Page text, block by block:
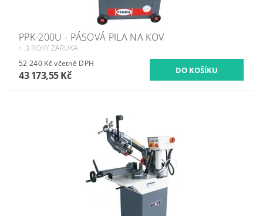
PPK-200U - PÁSOVÁ PILA NA KOV
+ 3 ROKY ZÁRUKA
52 240 Kč včetně DPH
43 173,55 Kč